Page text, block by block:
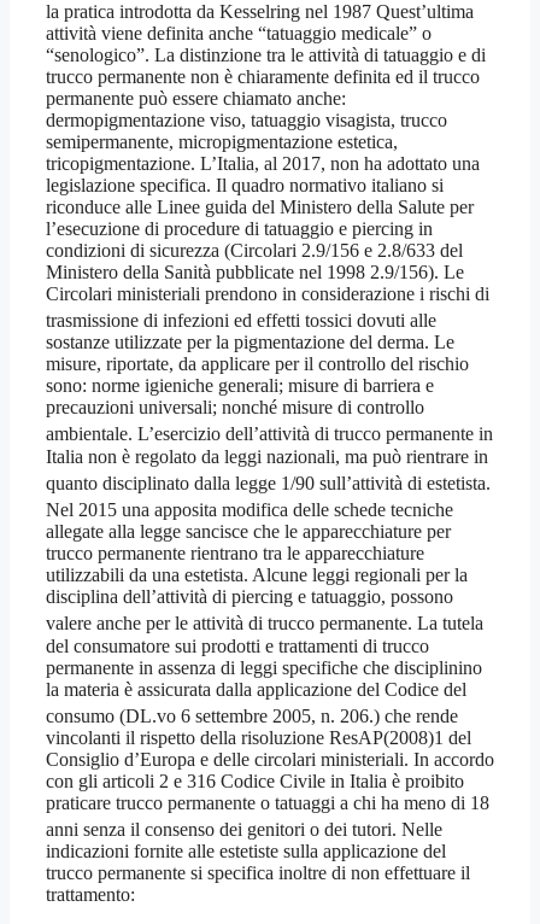
la pratica introdotta da Kesselring nel 1987 Quest’ultima
attività viene definita anche “tatuaggio medicale” o
“senologico”. La distinzione tra le attività di tatuaggio e di
trucco permanente non è chiaramente definita ed il trucco
permanente può essere chiamato anche:
dermopigmentazione viso, tatuaggio visagista, trucco
semipermanente, micropigmentazione estetica,
tricopigmentazione. L’Italia, al 2017, non ha adottato una
legislazione specifica. Il quadro normativo italiano si
riconduce alle Linee guida del Ministero della Salute per
l’esecuzione di procedure di tatuaggio e piercing in
condizioni di sicurezza (Circolari 2.9/156 e 2.8/633 del
Ministero della Sanità pubblicate nel 1998 2.9/156). Le
Circolari ministeriali prendono in considerazione i rischi di
trasmissione di infezioni ed effetti tossici dovuti alle
sostanze utilizzate per la pigmentazione del derma. Le
misure, riportate, da applicare per il controllo del rischio
sono: norme igieniche generali; misure di barriera e
precauzioni universali; nonché misure di controllo
ambientale. L’esercizio dell’attività di trucco permanente in
Italia non è regolato da leggi nazionali, ma può rientrare in
quanto disciplinato dalla legge 1/90 sull’attività di estetista.
Nel 2015 una apposita modifica delle schede tecniche
allegate alla legge sancisce che le apparecchiature per
trucco permanente rientrano tra le apparecchiature
utilizzabili da una estetista. Alcune leggi regionali per la
disciplina dell’attività di piercing e tatuaggio, possono
valere anche per le attività di trucco permanente. La tutela
del consumatore sui prodotti e trattamenti di trucco
permanente in assenza di leggi specifiche che disciplinino
la materia è assicurata dalla applicazione del Codice del
consumo (DL.vo 6 settembre 2005, n. 206.) che rende
vincolanti il rispetto della risoluzione ResAP(2008)1 del
Consiglio d’Europa e delle circolari ministeriali. In accordo
con gli articoli 2 e 316 Codice Civile in Italia è proibito
praticare trucco permanente o tatuaggi a chi ha meno di 18
anni senza il consenso dei genitori o dei tutori. Nelle
indicazioni fornite alle estetiste sulla applicazione del
trucco permanente si specifica inoltre di non effettuare il
trattamento: